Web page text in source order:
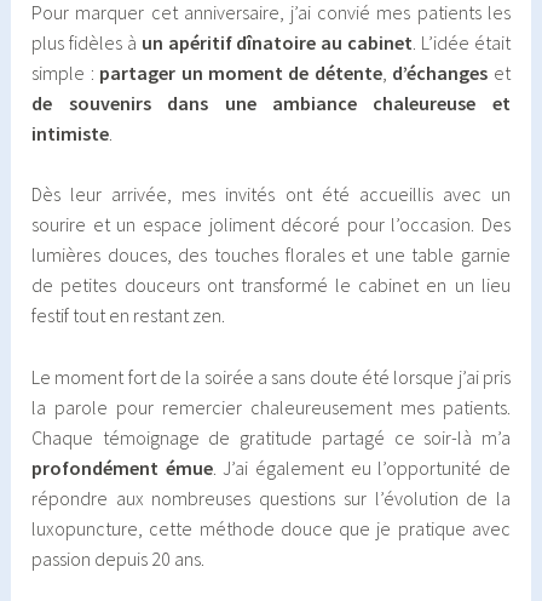
Pour marquer cet anniversaire, j’ai convié mes patients les
plus fidèles à un apéritif dînatoire au cabinet . L’idée était
simple : partager un moment de détente, d’échanges et
de souvenirs dans une ambiance chaleureuse et
intimiste
Dès leur arrivée, mes invités ont été accueillis avec un
sourire et un espace joliment décoré pour l’occasion. Des
lumières douces, des touches florales et une table garnie
de petites douceurs ont transformé le cabinet en un lieu
festif tout en restant zen.
Le moment fort de la soirée a sans doute été lorsque j’ai pris
la parole pour remercier chaleureusement mes patients.
Chaque témoignage de gratitude partagé ce soir-là m’a
profondément émue. J’ai également eu l’opportunité de
répondre aux nombreuses questions sur l’évolution de la
luxopuncture, cette méthode douce que je pratique avec
passion depuis 20 ans.